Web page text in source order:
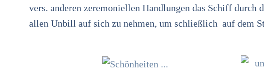
vers. anderen zeremoniellen Handlungen das Schiff durch
allen Unbill auf sich zu nehmen, um schließlich auf dem